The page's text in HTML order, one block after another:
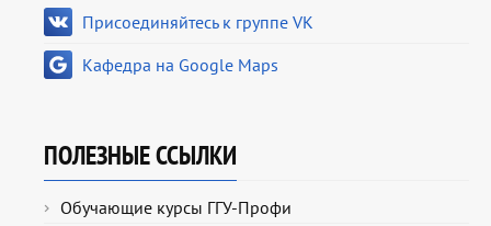
Присоединяйтесь к группе VK
Кафедра на Google Maps
ПОЛЕЗНЫЕ ССЫЛКИ
Обучающие курсы ГГУ-Профи